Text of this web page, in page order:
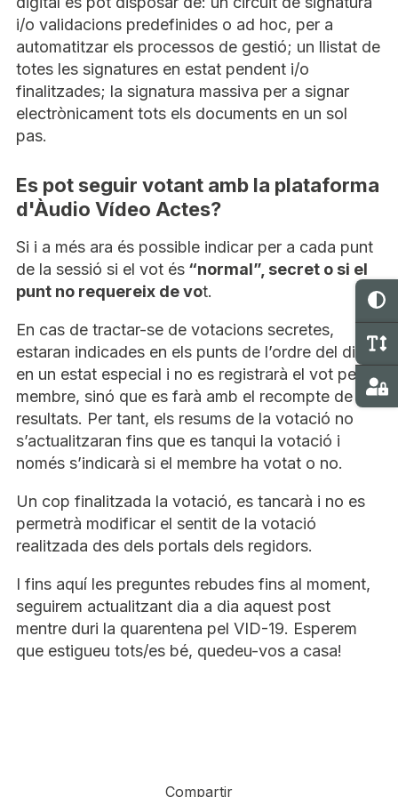
i/o validacions predefinides o ad hoc, per a
automatitzar els processos de gestió; un llistat de
totes les signatures en estat pendent i/o
finalitzades; la signatura massiva per a signar
electrònicament tots els documents en un sol
pas.
Es pot seguir votant amb la plataforma
d'Àudio Vídeo Actes?
Si i a més ara és possible indicar per a cada punt
de la sessió si el vot és “normal”, secret o si el
punt no requereix de vot.
En cas de tractar-se de votacions secretes,
estaran indicades en els punts de l’ordre del dia
en un estat especial i no es registrarà el vot per
membre, sinó que es farà amb el recompte de
resultats. Per tant, els resums de la votació no
s’actualitzaran fins que es tanqui la votació i
només s’indicarà si el membre ha votat o no.
Un cop finalitzada la votació, es tancarà i no es
permetrà modificar el sentit de la votació
realitzada des dels portals dels regidors.
I fins aquí les preguntes rebudes fins al moment,
seguirem actualitzant dia a dia aquest post
mentre duri la quarentena pel VID-19. Esperem
que estigueu tots/es bé, quedeu-vos a casa!
Compartir